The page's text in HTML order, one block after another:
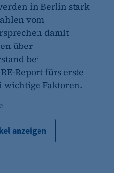
zu setzen.
in Berlin stark
vom
damit
über
bei
Report fürs erste
wichtige Faktoren.
anzeigen